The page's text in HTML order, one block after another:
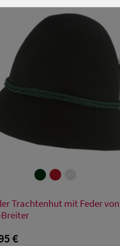
Trachtenhut mit Feder von
€